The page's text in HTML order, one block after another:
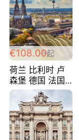
€108.00起
荷兰 比利时 卢
森堡 德国 法国
超爽玩遍西欧 循
环线 全程四星宾
馆 108欧/人/天